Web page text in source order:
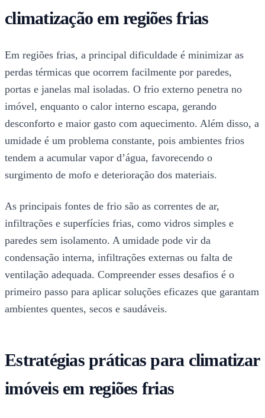
climatização em regiões frias
Em regiões frias, a principal dificuldade é minimizar as
perdas térmicas que ocorrem facilmente por paredes,
portas e janelas mal isoladas. O frio externo penetra no
imóvel, enquanto o calor interno escapa, gerando
desconforto e maior gasto com aquecimento. Além disso, a
umidade é um problema constante, pois ambientes frios
tendem a acumular vapor d’água, favorecendo o
surgimento de mofo e deterioração dos materiais.
As principais fontes de frio são as correntes de ar,
infiltrações e superfícies frias, como vidros simples e
paredes sem isolamento. A umidade pode vir da
condensação interna, infiltrações externas ou falta de
ventilação adequada. Compreender esses desafios é o
primeiro passo para aplicar soluções eficazes que garantam
ambientes quentes, secos e saudáveis.
Estratégias práticas para climatizar
imóveis em regiões frias